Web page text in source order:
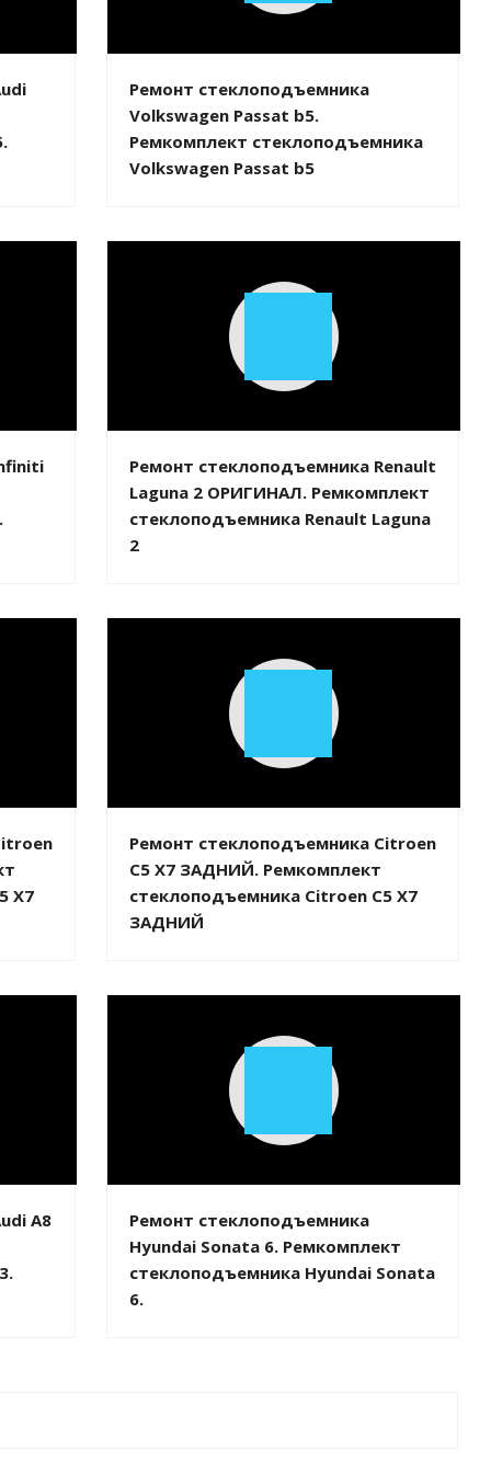
Ремонт стеклоподъемника
Volkswagen Passat b5.
Ремкомплект стеклоподъемника
Volkswagen Passat b5
Play
Ремонт стеклоподъемника Renault
Laguna 2 ОРИГИНАЛ. Ремкомплект
стеклоподъемника Renault Laguna
2
X7
Play
Ремонт стеклоподъемника Citroen
C5 X7 ЗАДНИЙ. Ремкомплект
стеклоподъемника Citroen C5 X7
ЗАДНИЙ
A8
Play
Ремонт стеклоподъемника
Hyundai Sonata 6. Ремкомплект
стеклоподъемника Hyundai Sonata
6.